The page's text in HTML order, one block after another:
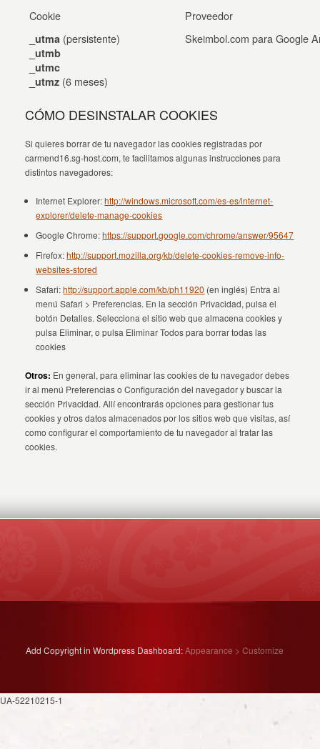
Cookie Proveedor
_utma (persistente)
_utmb
_utmc
_utmz (6 meses)
Skeimbol.com para Google
CÓMO DESINSTALAR COOKIES
Si quieres borrar de tu navegador las cookies registradas por
carmend16.sg-host.com, te facilitamos algunas instrucciones para
distintos navegadores:
Internet Explorer:http://windows.microsoft.com/es-es/internet-
explorer/delete-manage-cookies
Google Chrome:https://support.google.com/chrome/answer/95647
Firefox:http://support.mozilla.org/kb/delete-cookies-remove-info-
websites-stored
Safari:http://support.apple.com/kb/ph11920 (en inglés) Entra al
menú Safari > Preferencias. En la sección Privacidad, pulsa el
botón Detalles. Selecciona el sitio web que almacena cookies y
pulsa Eliminar, o pulsa Eliminar Todos para borrar todas las
cookies
Otros: En general, para eliminar las cookies de tu navegador debes
ir al menú Preferencias o Configuración del navegador y buscar la
sección Privacidad. Allí encontrarás opciones para gestionar tus
cookies y otros datos almacenados por los sitios web que visitas, así
como configurar el comportamiento de tu navegador al tratar las
cookies.
Add Copyright in Wordpress Dashboard:Appearance > Customize
UA-52210215-1